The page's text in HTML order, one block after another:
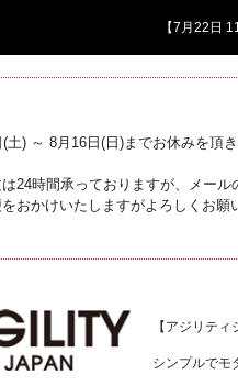
【7月22日
土) ～ 8月16日(日)までお休みを頂き
24時間承っておりますが、メール
おかけいたしますがよろしくお願
【アジリティ
シンプルでモ